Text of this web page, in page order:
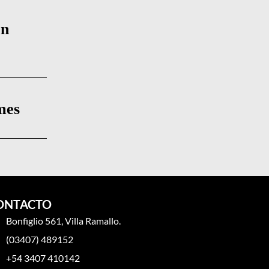
Bonfiglio 561, Villa Ramallo.
(03407) 489152
+54 3407 410142